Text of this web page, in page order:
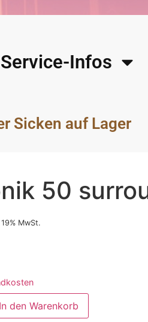
Service-Infos
Sicken auf Lager
50
MwSt.
In den Warenkorb